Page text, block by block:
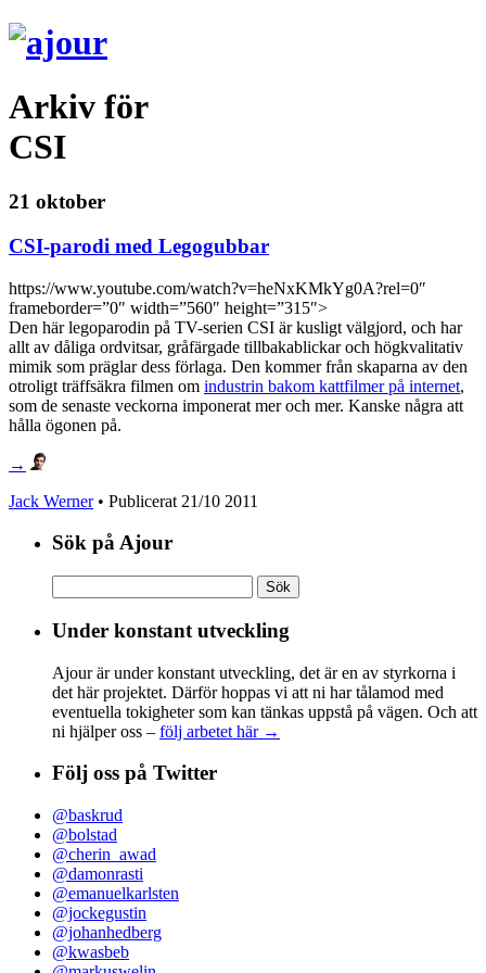
Arkiv för
CSI
21 oktober
CSI-parodi med Legogubbar
https://www.youtube.com/watch?v=heNxKMkYg0A?rel=0″
frameborder=”0″ width=”560″ height=”315″>
Den här legoparodin på TV-serien CSI är kusligt välgjord, och har
allt av dåliga ordvitsar, gråfärgade tillbakablickar och högkvalitativ
mimik som präglar dess förlaga. Den kommer från skaparna av den
otroligt träffsäkra filmen om industrin bakom kattfilmer på internet,
som de senaste veckorna imponerat mer och mer. Kanske några att
hålla ögonen på.
→
Jack Werner• Publicerat 21/10 2011
Sök på Ajour
efter:
Under konstant utveckling
Ajour är under konstant utveckling, det är en av styrkorna i
det här projektet. Därför hoppas vi att ni har tålamod med
eventuella tokigheter som kan tänkas uppstå på vägen. Och att
ni hjälper oss – följ arbetet här →
Följ oss på Twitter
@baskrud
@bolstad
@cherin_awad
@damonrasti
@emanuelkarlsten
@jockegustin
@johanhedberg
@kwasbeb